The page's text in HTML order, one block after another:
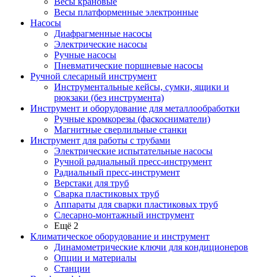
Весы платформенные электронные
Насосы
Диафрагменные насосы
Электрические насосы
Ручные насосы
Пневматические поршневые насосы
Ручной слесарный инструмент
Инструментальные кейсы, сумки, ящики и
рюкзаки (без инструмента)
Инструмент и оборудование для металлообработки
Ручные кромкорезы (фаскосниматели)
Магнитные сверлильные станки
Инструмент для работы с трубами
Электрические испытательные насосы
Ручной радиальный пресс-инструмент
Радиальный пресс-инструмент
Верстаки для труб
Сварка пластиковых труб
Аппараты для сварки пластиковых труб
Слесарно-монтажный инструмент
Ещё 2
Климатическое оборудование и инструмент
Динамометрические ключи для кондиционеров
Опции и материалы
Станции